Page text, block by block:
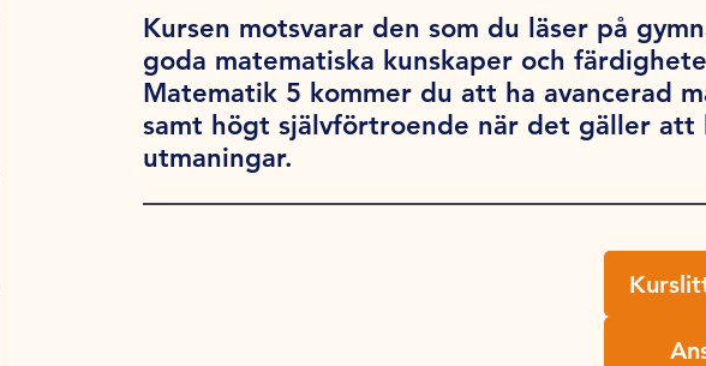
Kursen motsvarar den som du läser på
goda matematiska kunskaper och
Matematik 5 kommer du att ha avancerad
samt högt självförtroende när det gäller att
utmaningar.